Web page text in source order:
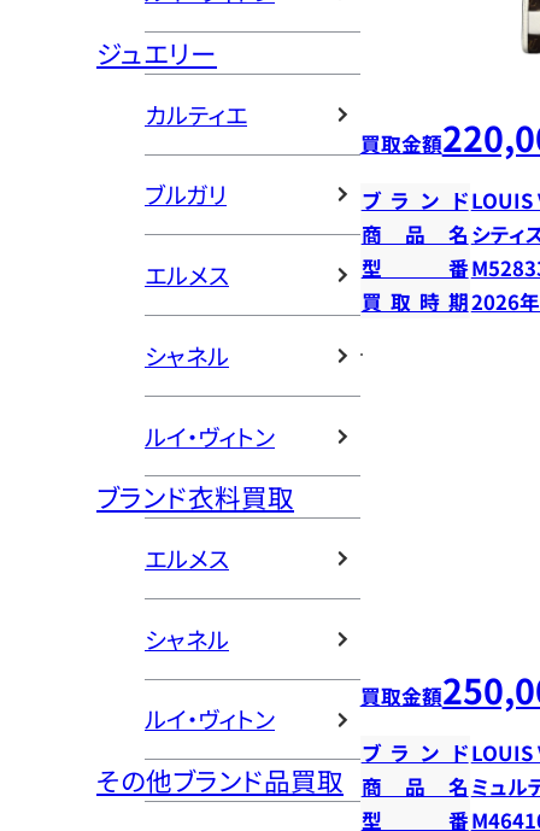
ジュエリー
カルティエ
ブルガリ
エルメス
シャネル
ルイ・ヴィトン
ブランド衣料買取
エルメス
シャネル
ルイ・ヴィトン
その他ブランド品買取
買取金額
ブランドLOUIS
商品名 シティ
型番
買取時期2026
買取金額
ブランドLOUIS
商品名 ミュル
型番